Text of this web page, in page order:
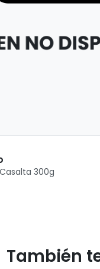
300g
También